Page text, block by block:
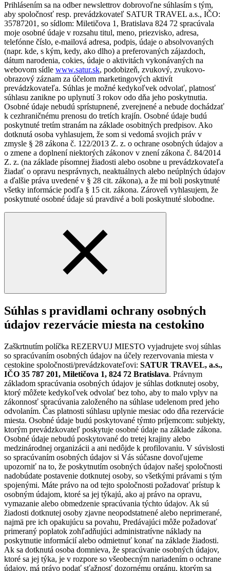
Prihlásením sa na odber newslettrov dobrovoľne súhlasím s tým,
aby spoločnosť resp. prevádzkovateľ SATUR TRAVEL a.s., IČO:
35787201, so sídlom: Miletičova 1, Bratislava 824 72 spracúvala
moje osobné údaje v rozsahu titul, meno, priezvisko, adresa,
telefónne číslo, e-mailová adresa, podpis, údaje o absolvovaných
(napr. kde, s kým, kedy, ako dlho) a preferovaných zájazdoch,
dátum narodenia, cokies, údaje o aktivitách vykonávaných na
webovom sídle www.satur.sk, podobizeň, zvukový, zvukovo-
obrazový záznam za účelom marketingových aktivít
prevádzkovateľa. Súhlas je možné kedykoľvek odvolať, platnosť
súhlasu zanikne po uplynutí 3 rokov odo dňa jeho poskytnutia.
Osobné údaje nebudú sprístupnené, zverejnené a nebude dochádzať
k cezhraničnému prenosu do tretích krajín. Osobné údaje budú
poskytnuté tretím stranám na základe osobitných predpisov. Ako
dotknutá osoba vyhlasujem, že som si vedomá svojich práv v
zmysle § 28 zákona č. 122/2013 Z. z. o ochrane osobných údajov a
o zmene a doplnení niektorých zákonov v znení zákona č. 84/2014
Z. z. (na základe písomnej žiadosti alebo osobne u prevádzkovateľa
žiadať o opravu nesprávnych, neaktuálnych alebo neúplných údajov
a ďalšie práva uvedené v § 28 cit. zákona), a že mi boli poskytnuté
všetky informácie podľa § 15 cit. zákona. Zároveň vyhlasujem, že
poskytnuté osobné údaje sú pravdivé a boli poskytnuté slobodne.
Súhlas s pravidlami ochrany osobných
údajov rezervácie miesta na cestokino
Zaškrtnutím políčka REZERVUJ MIESTO vyjadrujete svoj súhlas
so spracúvaním osobných údajov na účely rezervovania miesta v
cestokine spoločnosti/prevádzkovateľovi: SATUR TRAVEL, a.s.,
IČO 35 787 201, Miletičova 1, 824 72 Bratislava. Právnym
základom spracúvania osobných údajov je súhlas dotknutej osoby,
ktorý môžete kedykoľvek odvolať bez toho, aby to malo vplyv na
zákonnosť spracúvania založeného na súhlase udelenom pred jeho
odvolaním. Čas platnosti súhlasu uplynie mesiac odo dňa rezervácie
miesta. Osobné údaje budú poskytované týmto príjemcom: subjekty,
ktorým prevádzkovateľ poskytuje osobné údaje na základe zákona.
Osobné údaje nebudú poskytované do tretej krajiny alebo
medzinárodnej organizácii a ani nedôjde k profilovaniu. V súvislosti
so spracúvaním osobných údajov si Vás súčasne dovoľujeme
upozorniť na to, že poskytnutím osobných údajov našej spoločnosti
nadobúdate postavenie dotknutej osoby, so všetkými právami s tým
spojenými. Máte právo na od tejto spoločnosti požadovať prístup k
osobným údajom, ktoré sa jej týkajú, ako aj právo na opravu,
vymazanie alebo obmedzenie spracúvania týchto údajov. Ak sú
žiadosti dotknutej osoby zjavne neopodstatnené alebo neprimerané,
najmä pre ich opakujúcu sa povahu, Predávajúci môže požadovať
primeraný poplatok zohľadňujúci administratívne náklady na
poskytnutie informácií alebo odmietnuť konať na základe žiadosti.
Ak sa dotknutá osoba domnieva, že spracúvanie osobných údajov,
ktoré sa jej týka, je v rozpore so všeobecným nariadením o ochrane
údajov, má právo podať sťažnosť dozornému orgánu, ktorým sa